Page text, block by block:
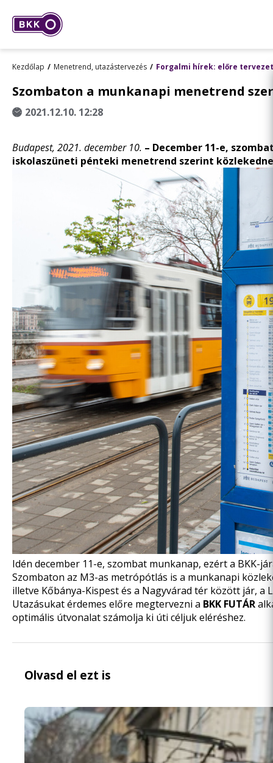
Kezdőlap Menetrend, utazástervezés Forgalmi hírek: előre
Szombaton a munkanapi menetrend
2021.12.10. 12:28
Budapest, 2021. december 10. – December 11-e,
iskolaszüneti pénteki menetrend szerint
Idén december 11-e, szombat munkanap, ezért a BKK-
Szombaton az M3-as metrópótlás is a munkanapi
illetve Kőbánya-Kispest és a Nagyvárad tér között jár,
Utazásukat érdemes előre megtervezni a BKK FUTÁR
optimális útvonalat számolja ki úti céljuk eléréshez.
Olvasd el ezt is